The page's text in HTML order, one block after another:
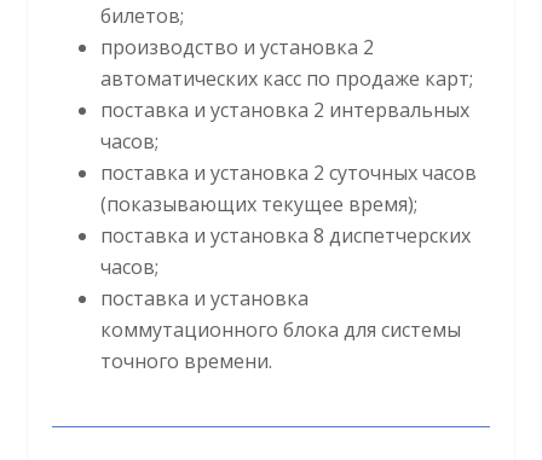
билетов;
производство и установка 2
автоматических касс по продаже карт;
поставка и установка 2 интервальных
часов;
поставка и установка 2 суточных часов
(показывающих текущее время);
поставка и установка 8 диспетчерских
часов;
поставка и установка
коммутационного блока для системы
точного времени.